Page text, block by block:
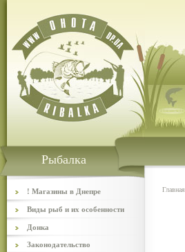
Рыбалка
! Магазины в Днепре
Виды рыб и их особенности
Донка
Законодательство
Главная